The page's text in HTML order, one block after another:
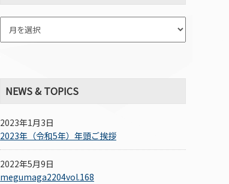
NEWS & TOPICS
2023年1月3日
2023年（令和5年）年頭ご挨拶
2022年5月9日
megumaga2204vol.168